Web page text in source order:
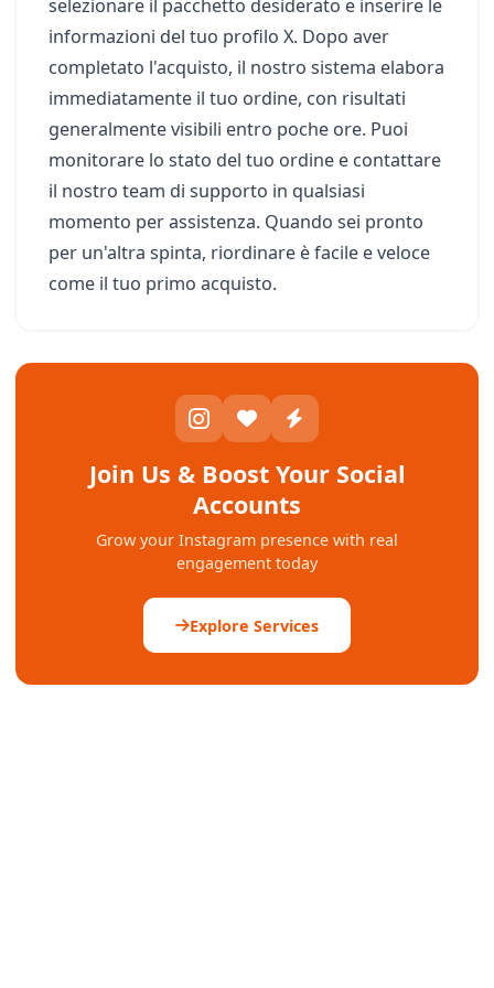
selezionare il pacchetto desiderato e inserire le
informazioni del tuo profilo X. Dopo aver
completato l'acquisto, il nostro sistema elabora
immediatamente il tuo ordine, con risultati
generalmente visibili entro poche ore. Puoi
monitorare lo stato del tuo ordine e contattare
il nostro team di supporto in qualsiasi
momento per assistenza. Quando sei pronto
per un'altra spinta, riordinare è facile e veloce
come il tuo primo acquisto.
Join Us & Boost Your Social
Accounts
Grow your Instagram presence with real
engagement today
Explore Services